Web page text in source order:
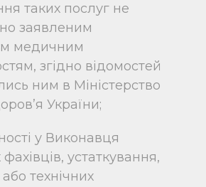
таких послуг не
заявленим
медичним
згідно відомостей
ним в Міністерство
України;
у Виконавця
устаткування,
технічних